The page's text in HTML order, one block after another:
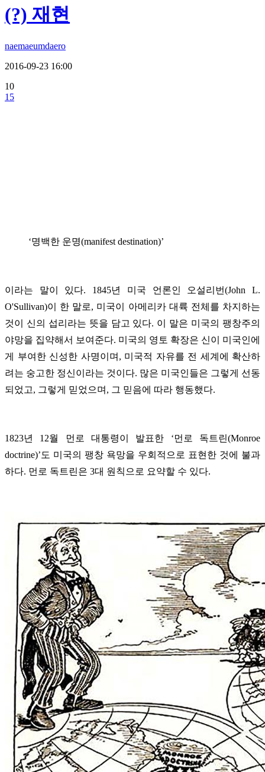
(?) 재현
naemaeumdaero
2016-09-23 16:00
10
15
‘명백한 운명(manifest destination)’
이라는 말이 있다. 1845년 미국 언론인 오설리번(John L.
O'Sullivan)이 한 말로, 미국이 아메리카 대륙 전체를 차지하는
것이 신의 섭리라는 뜻을 담고 있다. 이 말은 미국의 팽창주의
야망을 집약해서 보여준다. 미국의 영토 확장은 신이 미국인에
게 부여한 신성한 사명이며, 미국적 자유를 전 세계에 확산하
려는 숭고한 정신이라는 것이다. 많은 미국인들은 그렇게 선동
되었고, 그렇게 믿었으며, 그 믿음에 따라 행동했다.
1823년 12월 먼로 대통령이 발표한 ‘먼로 독트린(Monroe
doctrine)’도 미국의 팽창 욕망을 우회적으로 표현한 것에 불과
하다. 먼로 독트린은 3대 원칙으로 요약할 수 있다.